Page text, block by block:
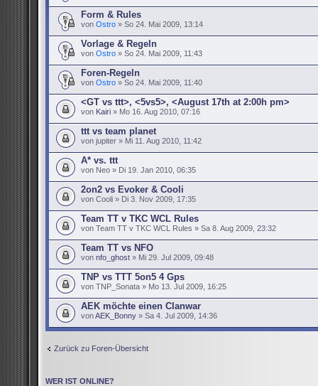
Form & Rules
von Ostro » So 24. Mai 2009, 13:14
Vorlage & Regeln
von Ostro » So 24. Mai 2009, 11:43
Foren-Regeln
von Ostro » So 24. Mai 2009, 11:40
<GT vs ttt>, <5vs5>, <August 17th at 2:00h pm>
von Kairi » Mo 16. Aug 2010, 07:16
ttt vs team planet
von jupiter » Mi 11. Aug 2010, 11:42
A* vs. ttt
von Neo » Di 19. Jan 2010, 06:35
2on2 vs Evoker & Cooli
von Cooli » Di 3. Nov 2009, 17:35
Team TT v TKC WCL Rules
von Team TT v TKC WCL Rules » Sa 8. Aug 2009, 23:32
Team TT vs NFO
von nfo_ghost » Mi 29. Jul 2009, 09:48
TNP vs TTT 5on5 4 Gps
von TNP_Sonata » Mo 13. Jul 2009, 16:25
AEK möchte einen Clanwar
vonAEK_Bonny » Sa 4. Jul 2009, 14:36
Zurück zu Foren-Übersicht
WER IST ONLINE?